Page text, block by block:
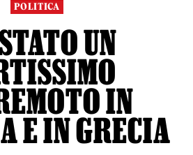
POLITICA
UN
IN
E IN GRECIA